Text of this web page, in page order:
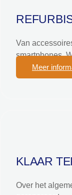
Van
smartphones.
Meer
KLAAR
Over het